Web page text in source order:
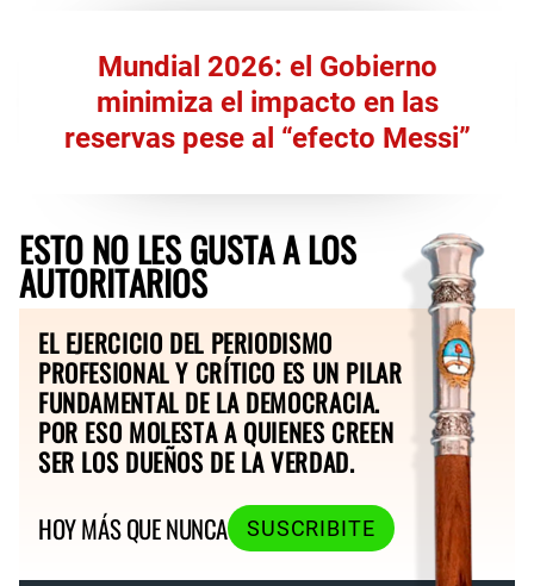
Mundial 2026: el Gobierno
minimiza el impacto en las
reservas pese al “efecto Messi”
ESTO NO LES GUSTA A LOS
AUTORITARIOS
EL EJERCICIO DEL PERIODISMO
PROFESIONAL Y CRÍTICO ES UN PILAR
FUNDAMENTAL DE LA DEMOCRACIA.
POR ESO MOLESTA A QUIENES CREEN
SER LOS DUEÑOS DE LA VERDAD.
HOY MÁS QUE NUNCA
SUSCRIBITE